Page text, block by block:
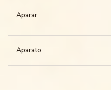
Aparar
Aparato